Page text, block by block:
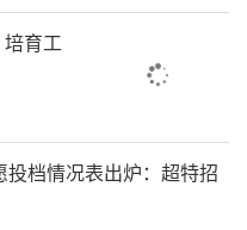
育工
档情况表出炉：超特招